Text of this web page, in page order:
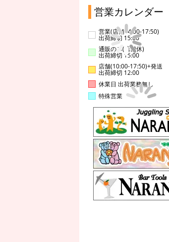
営業カレンダー
営業(店舗14:00-17:50)
出荷締切 15:00
通販のみ(店舗休)
出荷締切 15:00
店舗(10:00-17:50)+発送
出荷締切 12:00
休業日 出荷業務無し
特殊営業